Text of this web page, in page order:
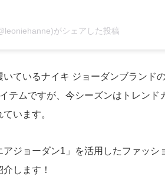
がシェアした投稿
ているナイキ ジョーダンブランド
テムですが、今シーズンはトレンド
います。
ジョーダン1」を活用したファッシ
します！